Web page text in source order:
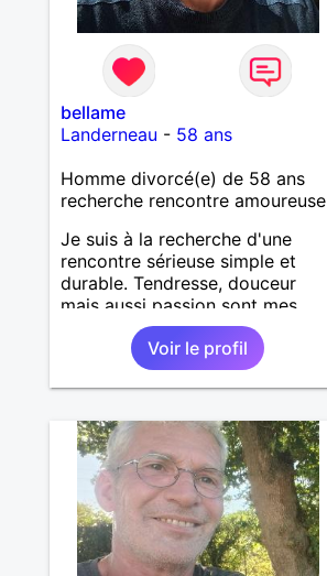
bellame
Landerneau - 58 ans
Homme divorcé(e) de 58 ans
recherche rencontre amoureuse
Je suis à la recherche d'une
rencontre sérieuse simple et
durable. Tendresse, douceur
mais aussi passion sont mes
maîtres-mots....
Voir le profil